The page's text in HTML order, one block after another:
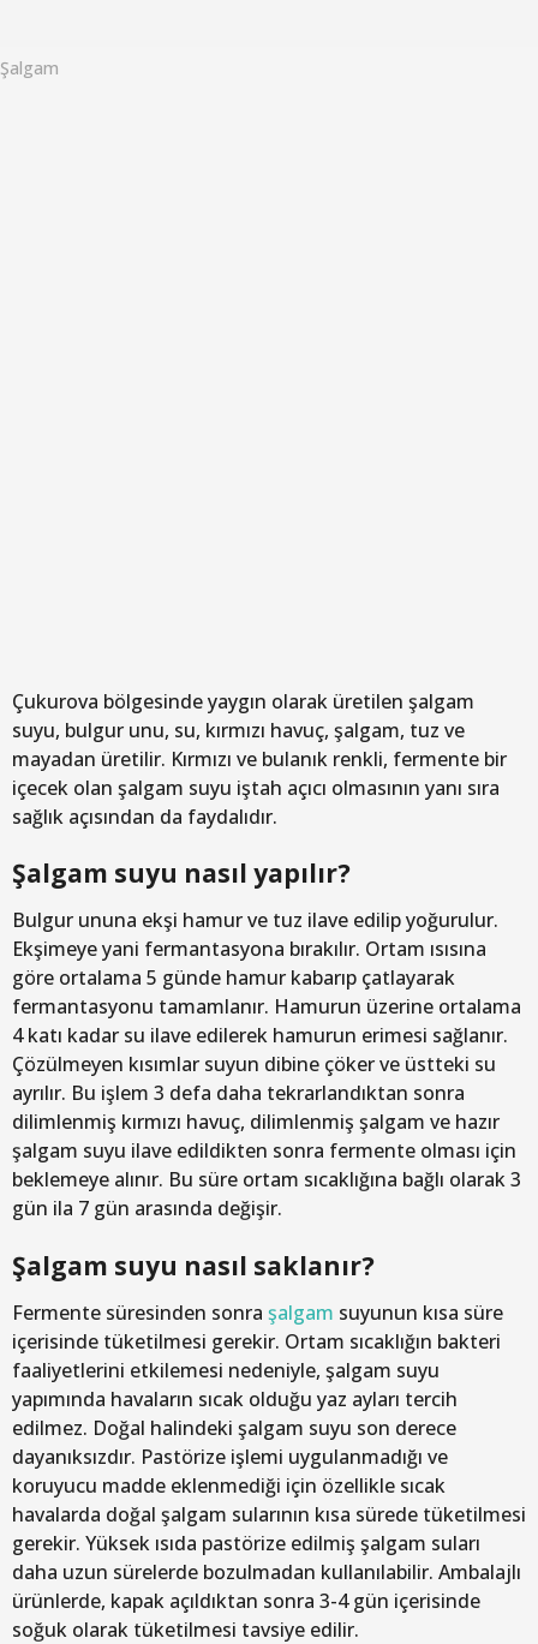
Şalgam
Çukurova bölgesinde yaygın olarak üretilen şalgam
suyu, bulgur unu, su, kırmızı havuç, şalgam, tuz ve
mayadan üretilir. Kırmızı ve bulanık renkli, fermente bir
içecek olan şalgam suyu iştah açıcı olmasının yanı sıra
sağlık açısından da faydalıdır.
Şalgam suyu nasıl yapılır?
Bulgur ununa ekşi hamur ve tuz ilave edilip yoğurulur.
Ekşimeye yani fermantasyona bırakılır. Ortam ısısına
göre ortalama 5 günde hamur kabarıp çatlayarak
fermantasyonu tamamlanır. Hamurun üzerine ortalama
4 katı kadar su ilave edilerek hamurun erimesi sağlanır.
Çözülmeyen kısımlar suyun dibine çöker ve üstteki su
ayrılır. Bu işlem 3 defa daha tekrarlandıktan sonra
dilimlenmiş kırmızı havuç, dilimlenmiş şalgam ve hazır
şalgam suyu ilave edildikten sonra fermente olması için
beklemeye alınır. Bu süre ortam sıcaklığına bağlı olarak 3
gün ila 7 gün arasında değişir.
Şalgam suyu nasıl saklanır?
Fermente süresinden sonra şalgam suyunun kısa süre
içerisinde tüketilmesi gerekir. Ortam sıcaklığın bakteri
faaliyetlerini etkilemesi nedeniyle, şalgam suyu
yapımında havaların sıcak olduğu yaz ayları tercih
edilmez. Doğal halindeki şalgam suyu son derece
dayanıksızdır. Pastörize işlemi uygulanmadığı ve
koruyucu madde eklenmediği için özellikle sıcak
havalarda doğal şalgam sularının kısa sürede tüketilmesi
gerekir. Yüksek ısıda pastörize edilmiş şalgam suları
daha uzun sürelerde bozulmadan kullanılabilir. Ambalajlı
ürünlerde, kapak açıldıktan sonra 3-4 gün içerisinde
soğuk olarak tüketilmesi tavsiye edilir.